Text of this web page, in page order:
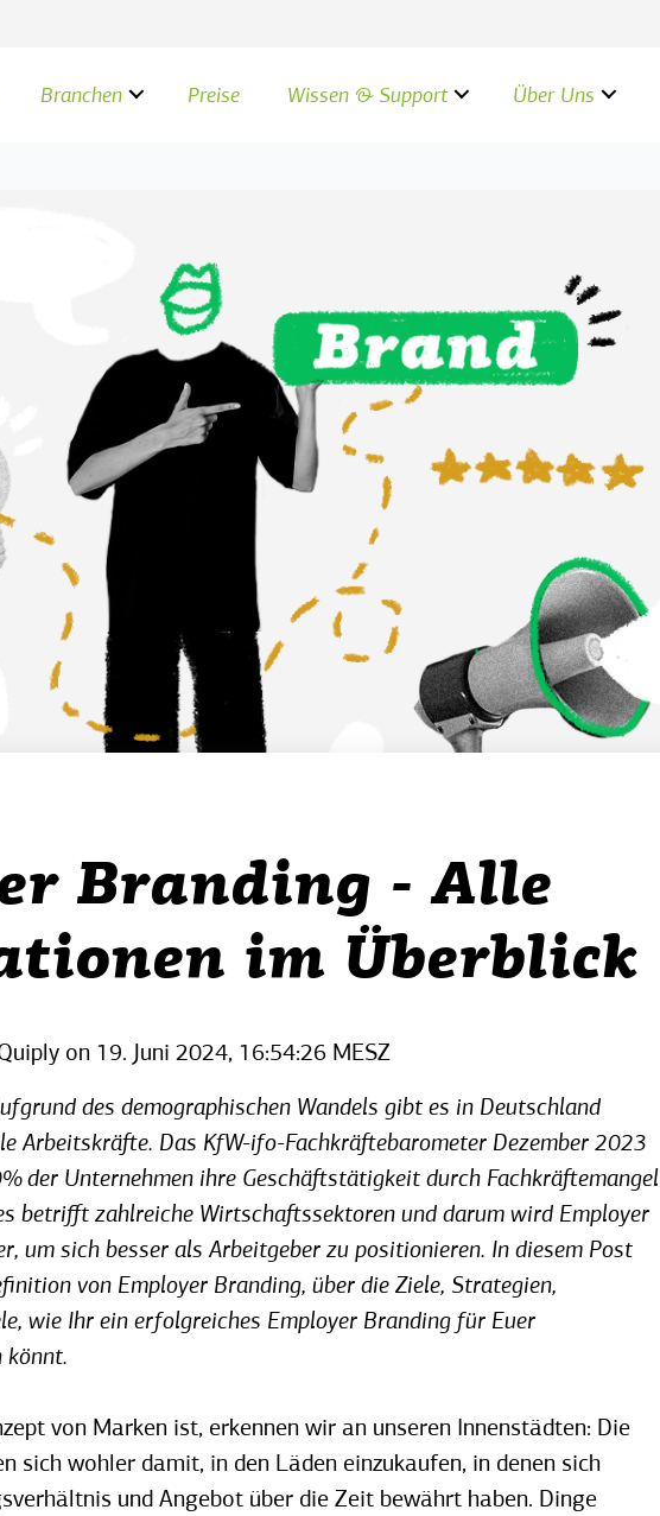
Branchen Preise Wissen & Support Über Uns
Branding - Alle
im Überblick
on 19. Juni 2024, 16:54:26 MESZ
des demographischen Wandels gibt es in Deutschland
Arbeitskräfte. Das KfW-ifo-Fachkräftebarometer Dezember 2023
der Unternehmen ihre Geschäftstätigkeit durch Fachkräftemangel
betrifft zahlreiche Wirtschaftssektoren und darum wird Employer
um sich besser als Arbeitgeber zu positionieren. In diesem Post
von Employer Branding, über die Ziele, Strategien,
wie Ihr ein erfolgreiches Employer Branding für Euer
könnt.
von Marken ist, erkennen wir an unseren Innenstädten: Die
sich wohler damit, in den Läden einzukaufen, in denen sich
und Angebot über die Zeit bewährt haben. Dinge